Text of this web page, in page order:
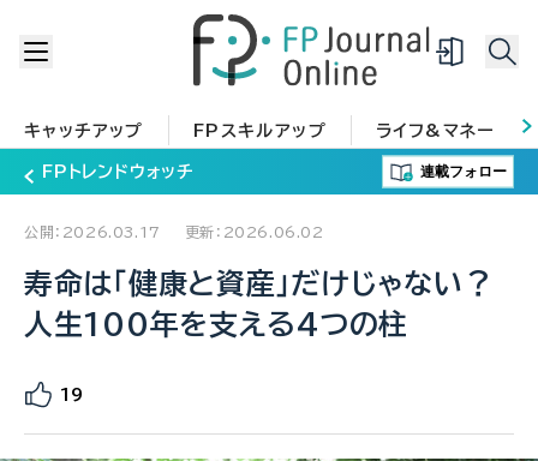
キャッチアップ FPスキルアップ ライフ&マネー
FPトレンドウォッチ 連載フォロー
公開：2026.03.17 更新：2026.06.02
寿命は「健康と資産」だけじゃない？
人生100年を支える4つの柱
19